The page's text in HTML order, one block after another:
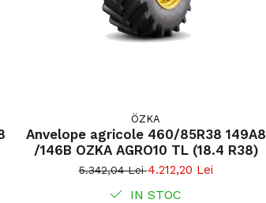
ÖZKA
Anvelope agricole 460/85R38 149A8
/146B OZKA AGRO10 TL (18.4 R38)
5.342,04 Lei4.212,20 Lei
IN STOC